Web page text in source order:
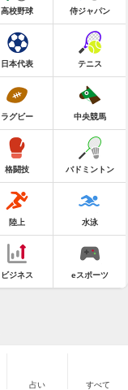
高校野球 侍ジャパン
日本代表 テニス
ラグビー 中央競馬
格闘技 バドミントン
陸上 水泳
ビジネス eスポーツ
占い すべて